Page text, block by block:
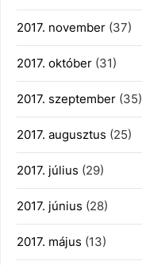
2017. november (37)
2017. október (31)
2017. szeptember (35)
2017. augusztus (25)
2017. július (29)
2017. június (28)
2017. május (13)